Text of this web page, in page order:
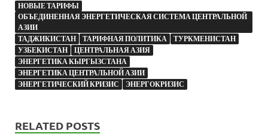
НОВЫЕ ТАРИФЫ
ОБЪЕДИНЕННАЯ ЭНЕРГЕТИЧЕСКАЯ СИСТЕМА ЦЕНТРАЛЬНОЙ
АЗИИ
ТАДЖИКИСТАН
ТАРИФНАЯ ПОЛИТИКА
ТУРКМЕНИСТАН
УЗБЕКИСТАН
ЦЕНТРАЛЬНАЯ АЗИЯ
ЭНЕРГЕТИКА КЫРГЫЗСТАНА
ЭНЕРГЕТИКА ЦЕНТРАЛЬНОЙ АЗИИ
ЭНЕРГЕТИЧЕСКИЙ КРИЗИС
ЭНЕРГОКРИЗИС
RELATED POSTS